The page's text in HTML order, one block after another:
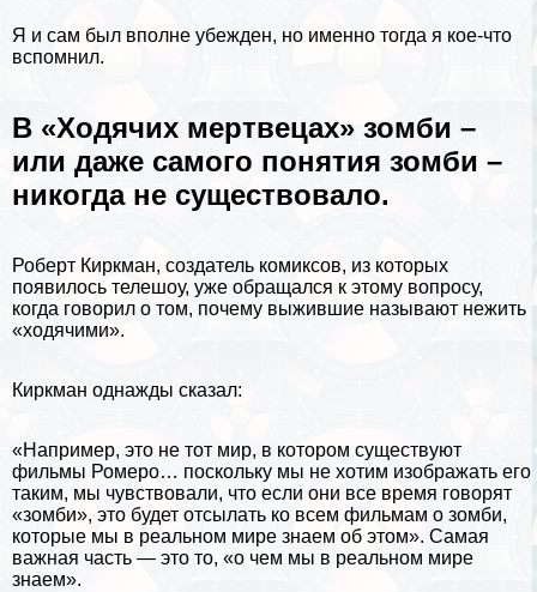
Я и сам был вполне убежден, но именно тогда я кое-что
вспомнил.
В «Ходячих мертвецах» зомби –
или даже самого понятия зомби –
никогда не существовало.
Роберт Киркман, создатель комиксов, из которых
появилось телешоу, уже обращался к этому вопросу,
когда говорил о том, почему выжившие называют нежить
«ходячими».
Киркман однажды сказал:
«Например, это не тот мир, в котором существуют
фильмы Ромеро… поскольку мы не хотим изображать его
таким, мы чувствовали, что если они все время говорят
«зомби», это будет отсылать ко всем фильмам о зомби,
которые мы в реальном мире знаем об этом». Самая
важная часть — это то, «о чем мы в реальном мире
знаем».